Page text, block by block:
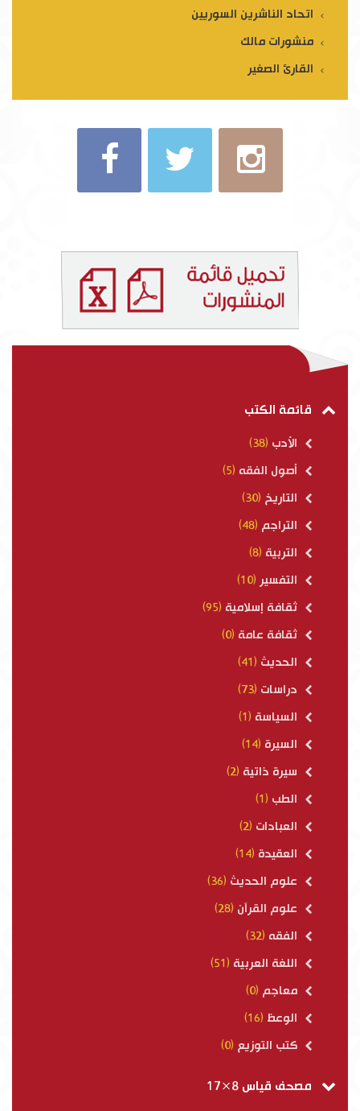
اتحاد الناشرين السوريين
منشورات مالك
القارئ الصغير
قائمة الكتب
الأدب (38)
أصول الفقه (5)
التاريخ (30)
التراجم (48)
التربية (8)
التفسير (10)
ثقافة إسلامية (95)
ثقافة عامة (0)
الحديث (41)
دراسات (73)
السياسة (1)
السيرة (14)
سيرة ذاتية (2)
الطب (1)
العبادات (2)
العقيدة (14)
علوم الحديث (36)
علوم القرآن (28)
الفقه (32)
اللغة العربية (51)
معاجم (0)
الوعظ (16)
كتب التوزيع (0)
مصحف قياس 8×17